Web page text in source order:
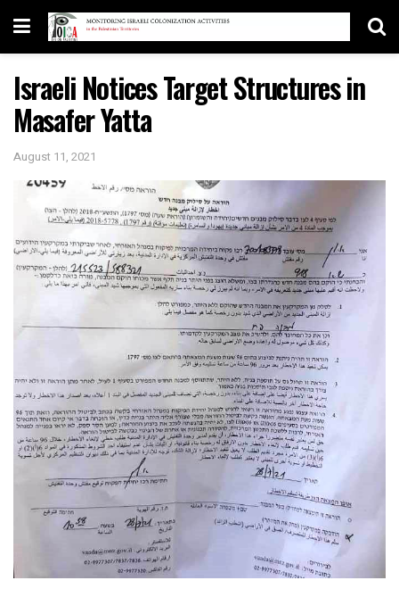
Israeli Notices Target Structures in
Masafer Yatta
August 11, 2021